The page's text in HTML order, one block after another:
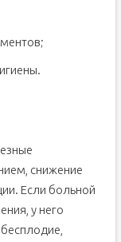
снижение
Если больной
у него